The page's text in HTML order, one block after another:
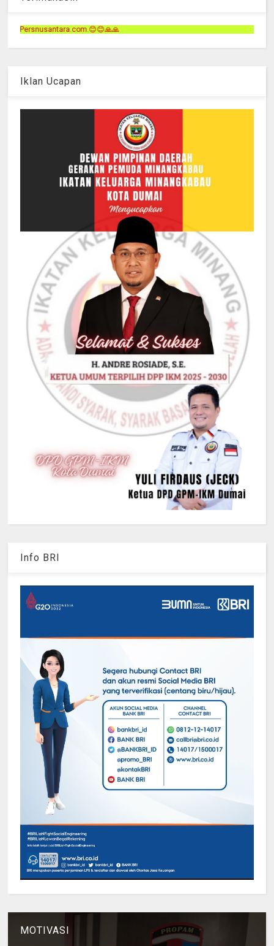
Iklan Ucapan
Info BRI
MOTIVASI